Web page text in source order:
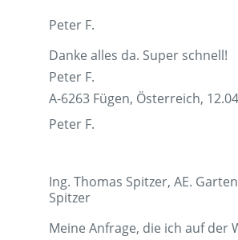
Peter F.
Danke alles da. Super schnell!
Peter F.
A-6263 Fügen, Österreich,
Peter F.
Ing. Thomas Spitzer, AE.
Spitzer
Meine Anfrage, die ich auf der